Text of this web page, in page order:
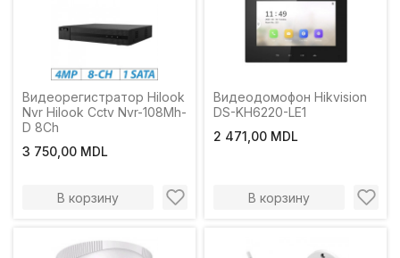
Видеорегистратор Hilook
Nvr Hilook Cctv Nvr-108Mh-
D 8Ch
3 750,00 MDL
В корзину
Видеодомофон Hikvision
DS-KH6220-LE1
2 471,00 MDL
В корзину